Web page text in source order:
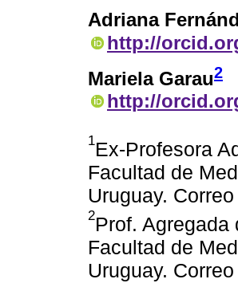
Adriana
http://
Mariela Garau2
http://
1Ex-Profesora
Facultad de
Uruguay.
2Prof.
Facultad de
Uruguay.